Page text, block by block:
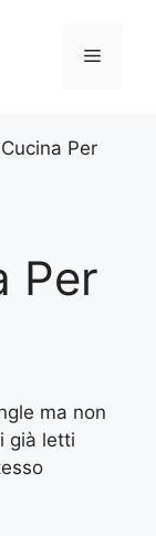
Menu
Per
Per
ma non
già letti